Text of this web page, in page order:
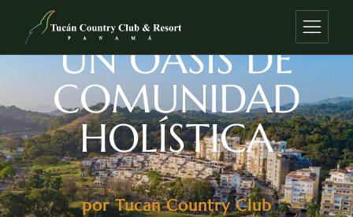
VIVIENDO EN
UN OASIS DE
COMUNIDAD
HOLÍSTICA
por Tucan Country Club